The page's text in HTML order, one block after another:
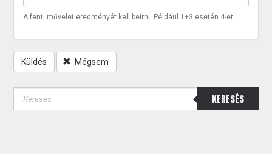
A fenti művelet eredményét kell beírni. Például 1+3 esetén 4-et.
Küldés Mégsem
KERESÉS